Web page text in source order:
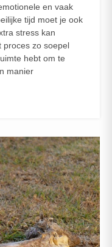
en vaak
tijd moet je ook
stress kan
proces zo soepel
hebt om te
manier